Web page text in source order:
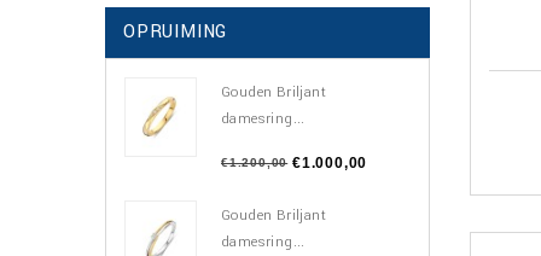
OPRUIMING
Gouden Briljant
damesring...
€1.200,00 €1.000,00
Gouden Briljant
damesring...